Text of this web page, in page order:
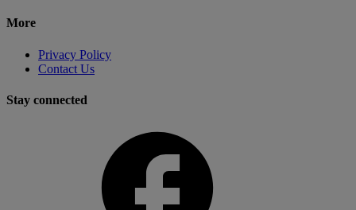
More
Privacy Policy
Contact Us
Stay connected